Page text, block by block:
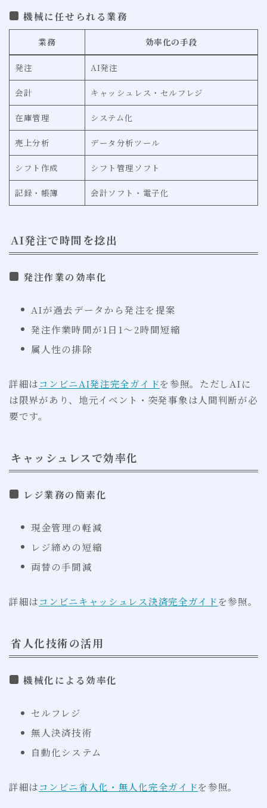
機械に任せられる業務
業務 効率化の手段
発注 AI発注
会計 キャッシュレス・セルフレジ
在庫管理 システム化
売上分析 データ分析ツール
シフト作成 シフト管理ソフト
記録・帳簿 会計ソフト・電子化
AI発注で時間を捻出
発注作業の効率化
AIが過去データから発注を提案
発注作業時間が1日1〜2時間短縮
属人性の排除
詳細はコンビニAI発注完全ガイドを参照。ただしAIに
は限界があり、地元イベント・突発事象は人間判断が必
要です。
キャッシュレスで効率化
レジ業務の簡素化
現金管理の軽減
レジ締めの短縮
両替の手間減
詳細はコンビニキャッシュレス決済完全ガイドを参照。
省人化技術の活用
機械化による効率化
セルフレジ
無人決済技術
自動化システム
詳細はコンビニ省人化・無人化完全ガイドを参照。